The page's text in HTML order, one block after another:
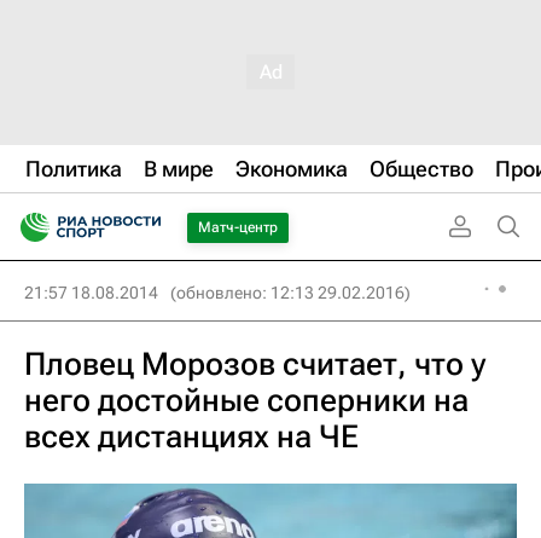
Политика В мире Экономика Общество
Матч-центр
21:57 18.08.2014 (обновлено: 12:13 29.02.2016)
Пловец Морозов считает, что у
него достойные соперники на
всех дистанциях на ЧЕ